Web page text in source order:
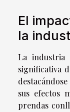
El
la
La industria
significativa
sus efectos
prendas